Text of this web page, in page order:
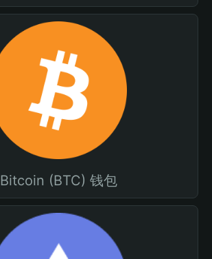
Bitcoin (BTC) 钱包